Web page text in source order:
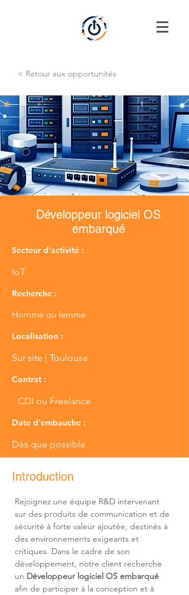
< Retour aux opportunités
Développeur logiciel OS
embarqué
Secteur d'activité :
IoT
Recherche :
Homme ou femme
Localisation :
Sur site | Toulouse
Contrat :
CDI ou Freelance
Date d'embauche :
Dès que possible
Introduction
Rejoignez une équipe R&D intervenant
sur des produits de communication et de
sécurité à forte valeur ajoutée, destinés à
des environnements exigeants et
critiques. Dans le cadre de son
développement, notre client recherche
un Développeur logiciel OS embarqué
afin de participer à la conception et à